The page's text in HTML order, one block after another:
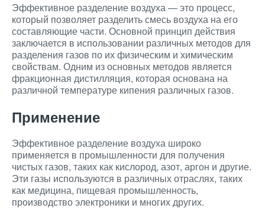
Эффективное разделение воздуха — это процесс,
который позволяет разделить смесь воздуха на его
составляющие части. Основной принцип действия
заключается в использовании различных методов для
разделения газов по их физическим и химическим
свойствам. Одним из основных методов является
фракционная дистилляция, которая основана на
различной температуре кипения различных газов.
Применение
Эффективное разделение воздуха широко
применяется в промышленности для получения
чистых газов, таких как кислород, азот, аргон и другие.
Эти газы используются в различных отраслях, таких
как медицина, пищевая промышленность,
производство электроники и многих других.